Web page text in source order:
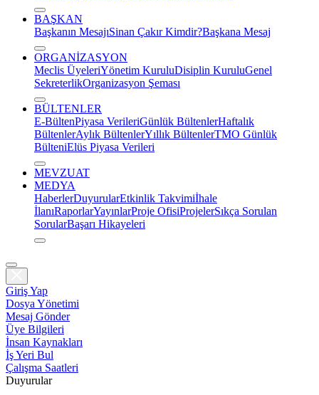
BAŞKAN
Başkanın MesajıSinan Çakır Kimdir?Başkana Mesaj
ORGANİZASYON
Meclis ÜyeleriYönetim KuruluDisiplin KuruluGenel
SekreterlikOrganizasyon Şeması
BÜLTENLER
E-BültenPiyasa VerileriGünlük BültenlerHaftalık
BültenlerAylık BültenlerYıllık BültenlerTMO Günlük
BülteniElüs Piyasa Verileri
MEVZUAT
MEDYA
HaberlerDuyurularEtkinlik Takvimiİhale
İlanıRaporlarYayınlarProje OfisiProjelerSıkça Sorulan
SorularBaşarı Hikayeleri
Giriş Yap
Dosya Yönetimi
Mesaj Gönder
Üye Bilgileri
İnsan Kaynakları
İş Yeri Bul
Çalışma Saatleri
Duyurular